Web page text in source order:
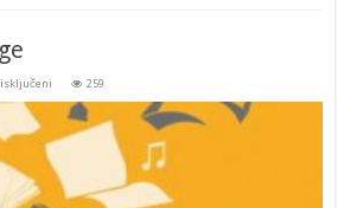
isključeni
dan
knjige
259